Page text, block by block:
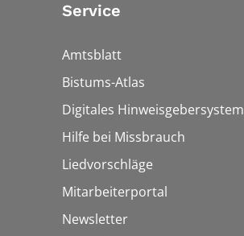
Service
Amtsblatt
Bistums-Atlas
Digitales Hinweisgebersystem
Hilfe bei Missbrauch
Liedvorschläge
Mitarbeiterportal
Newsletter